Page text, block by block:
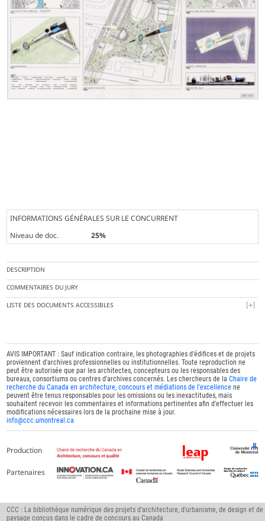
INFORMATIONS GÉNÉRALES SUR LE CONCURRENT
Niveau de doc.
25%
DESCRIPTION
COMMENTAIRES DU JURY
LISTE DES DOCUMENTS ACCESSIBLES
AVIS IMPORTANT : Sauf indication contraire, les photographies d'édifices et de projets
proviennent d'archives professionnelles ou institutionnelles. Toute reproduction ne
peut être autorisée que par les architectes, concepteurs ou les responsables des
bureaux, consortiums ou centres d'archives concernés. Les chercheurs de laChaire de
recherche du Canada en architecture, concours et médiations de l'excellence ne
peuvent être tenus responsables pour les omissions ou les inexactitudes, mais
souhaitent recevoir les commentaires et informations pertinentes afin d'effectuer les
modifications nécessaires lors de la prochaine mise à jour.
info@ccc.umontreal.ca
Production
Partenaires
CCC : La bibliothèque numérique des projets d'architecture, d'urbanisme, de design et de
paysage conçus dans le cadre de concours au Canada